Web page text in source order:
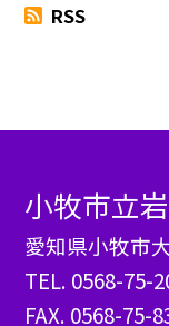
RSS
小牧市立
愛知県小牧市
TEL. 0568-75-
FAX. 0568-75-